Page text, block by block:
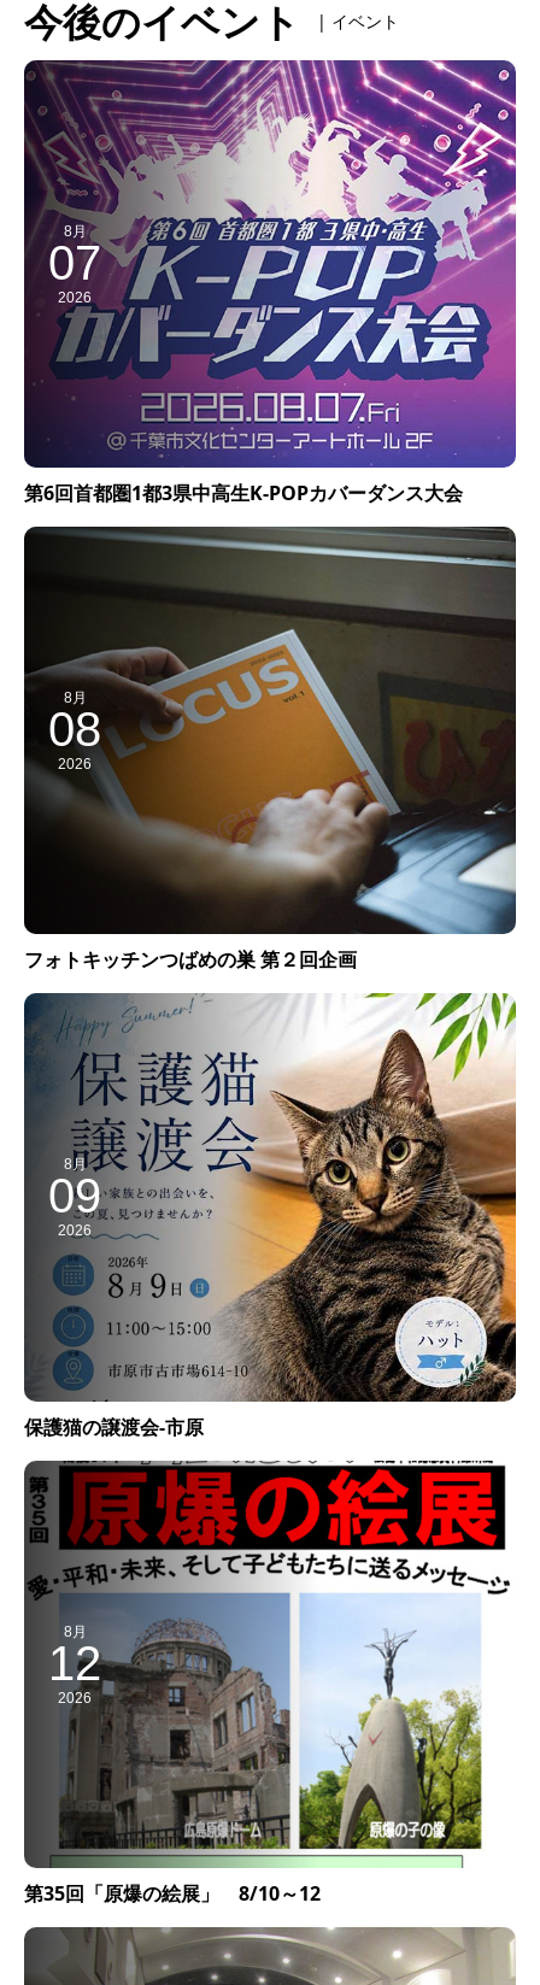
今後のイベント | イベント
8月
07
2026
第6回首都圏1都3県中高生K-POPカバーダンス大会
8月
08
2026
フォトキッチンつばめの巣 第２回企画
8月
09
2026
保護猫の譲渡会-市原
8月
12
2026
第35回「原爆の絵展」 8/10～12